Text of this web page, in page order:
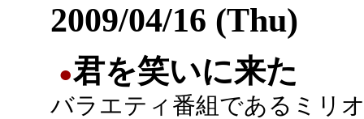
2009/04/16 (Thu)
●君を笑いに来た
バラエティ番組であるミリ